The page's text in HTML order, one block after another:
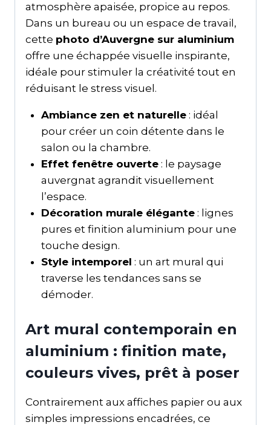
atmosphère apaisée, propice au repos.
Dans un bureau ou un espace de travail,
cette photo d’Auvergne sur aluminium
offre une échappée visuelle inspirante,
idéale pour stimuler la créativité tout en
réduisant le stress visuel.
Ambiance zen et naturelle: idéal
pour créer un coin détente dans le
salon ou la chambre.
Effet fenêtre ouverte: le paysage
auvergnat agrandit visuellement
l’espace.
Décoration murale élégante: lignes
pures et finition aluminium pour une
touche design.
Style intemporel : un art mural qui
traverse les tendances sans se
démoder.
Art mural contemporain en
aluminium : finition mate,
couleurs vives, prêt à poser
Contrairement aux affiches papier ou aux
simples impressions encadrées, ce